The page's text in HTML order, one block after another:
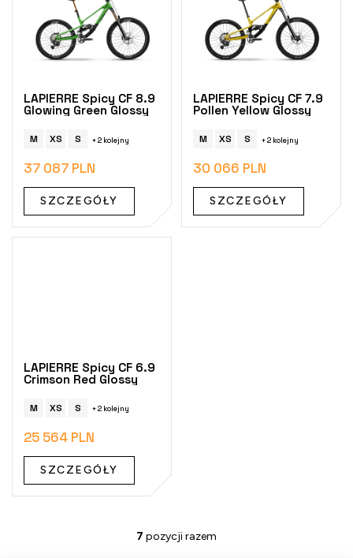
LAPIERRE Spicy CF 8.9
Glowing Green Glossy
M XS S + 2 kolejny
37 087 PLN
SZCZEGÓŁY
LAPIERRE Spicy CF 7.9
Pollen Yellow Glossy
M XS S + 2 kolejny
30 066 PLN
SZCZEGÓŁY
LAPIERRE Spicy CF 6.9
Crimson Red Glossy
M XS S + 2 kolejny
25 564 PLN
SZCZEGÓŁY
K
7 pozycji razem